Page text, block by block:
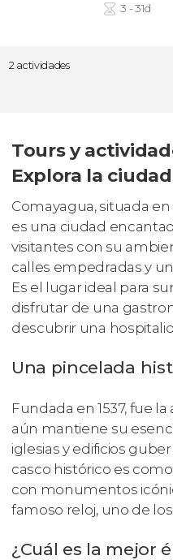
3 - 31d
2 actividades
Tours y
Explora la
Comayagua, situada
es una ciudad
visitantes con su
calles empedradas y
Es el lugar ideal para
disfrutar de una
descubrir una
Una pincelada
Fundada en 1537, fue
aún mantiene su
iglesias y edificios
casco histórico es
con monumentos
famoso reloj, uno de
¿Cuál es la mejor